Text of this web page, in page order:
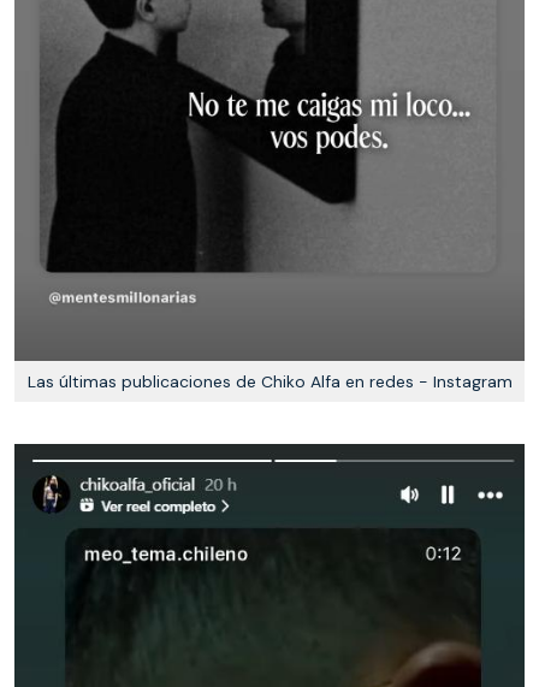
Las últimas publicaciones de Chiko Alfa en redes - Instagram